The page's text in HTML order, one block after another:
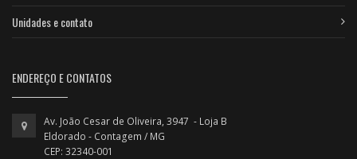
Unidades e contato
ENDEREÇO E CONTATOS
Av. João Cesar de Oliveira, 3947 - Loja B
Eldorado - Contagem / MG
CEP: 32340-001